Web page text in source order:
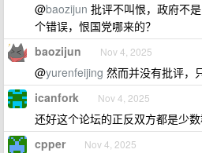
@baozijun 批评不叫恨，政府不
个错误，恨国党哪来的？
baozijun Nov 4, 2025
@yurenfeijing 然而并没有批评，
icanfork Nov 4, 2025
还好这个论坛的正反双方都是少
cpper Nov 4, 2025